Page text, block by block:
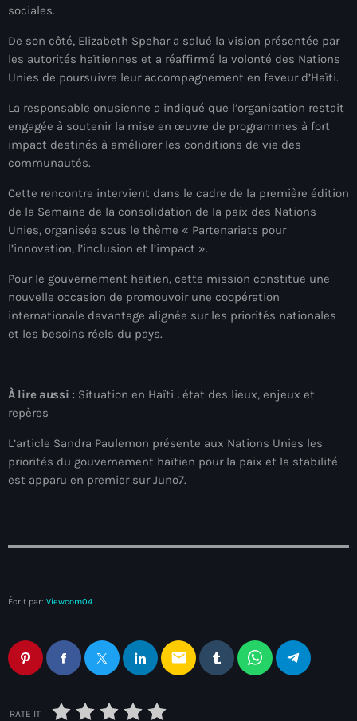
mai 2024
Catégories
: Internet Haiti
‘Pwogram Biden
“Viv Ansanm”
#HPK
#KPK
#Woyyycolumn
1804 Renaissance
1937 parsley massacre
2024 summer olympics
2026 World Cup Qualifiers
sociales.
De son côté, Elizabeth Spehar a salué la vision présentée par
les autorités haïtiennes et a réaffirmé la volonté des Nations
Unies de poursuivre leur accompagnement en faveur d’Haïti.
La responsable onusienne a indiqué que l’organisation restait
engagée à soutenir la mise en œuvre de programmes à fort
impact destinés à améliorer les conditions de vie des
communautés.
Cette rencontre intervient dans le cadre de la première édition
de la Semaine de la consolidation de la paix des Nations
Unies, organisée sous le thème « Partenariats pour
l’innovation, l’inclusion et l’impact ».
Pour le gouvernement haïtien, cette mission constitue une
nouvelle occasion de promouvoir une coopération
internationale davantage alignée sur les priorités nationales
et les besoins réels du pays.
À lire aussi : Situation en Haïti : état des lieux, enjeux et
repères
L’article Sandra Paulemon présente aux Nations Unies les
priorités du gouvernement haïtien pour la paix et la stabilité
est apparu en premier sur Juno7.
Écrit par: Viewcom04
email
RATE IT